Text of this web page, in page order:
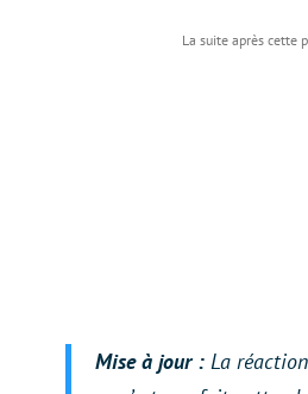
Mise à jour : La